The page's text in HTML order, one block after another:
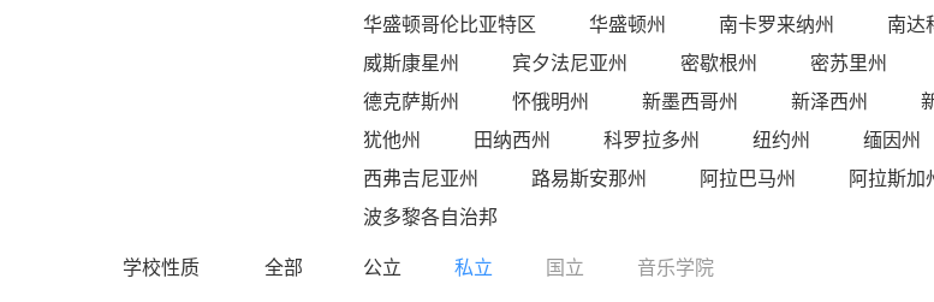
华盛顿哥伦比亚特区
华盛顿州 南卡罗来纳州 南达
威斯康星州
宾夕法尼亚州 密歇根州 密苏里州
德克萨斯州
怀俄明州 新墨西哥州 新泽西州
犹他州
田纳西州 科罗拉多州 纽约州 缅因州
西弗吉尼亚州
路易斯安那州 阿拉巴马州 阿拉斯加
波多黎各自治邦
学校性质
全部 公立 私立 国立
音乐学院